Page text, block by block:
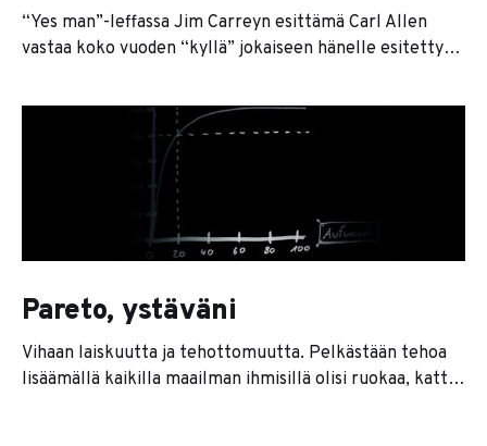
“Yes man”-leffassa Jim Carreyn esittämä Carl Allen
vastaa koko vuoden “kyllä” jokaiseen hänelle esitettyyn
tietenkin ihanaa ja täydellistä. Samanlaisella lupauksella
sinä todennäköisesti menettäisit perheesi, omaisuutesi
ja yrityksesi ja päädyt linnaan kiertopalkinnoksi kaikkien
mahdollisten sukupuolitautien kera. Yrittäjänä sinun
täytyy opetella 1) puhumaan luontevasti rahasta ja
Pareto, ystäväni
Vihaan laiskuutta ja tehottomuutta. Pelkästään tehoa
lisäämällä kaikilla maailman ihmisillä olisi ruokaa, katto